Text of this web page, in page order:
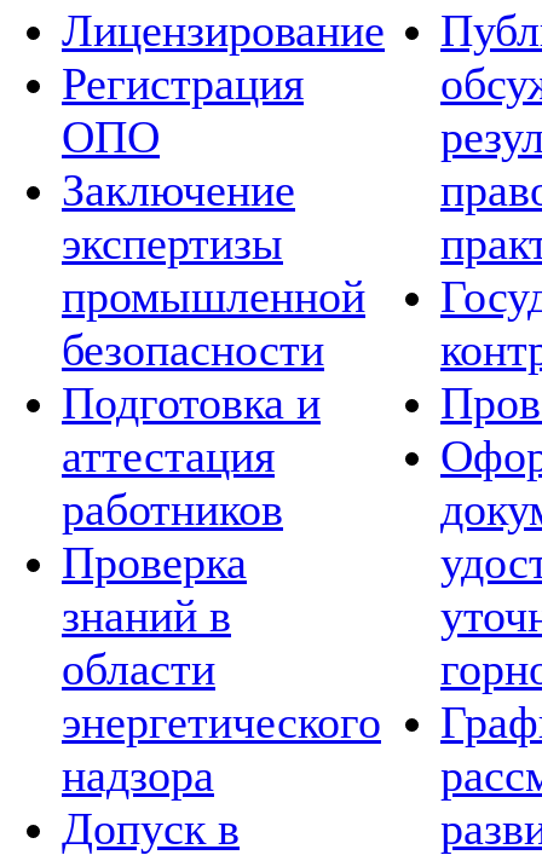
Лицензирование
Регистрация
ОПО
Заключение
экспертизы
промышленной
безопасности
Подготовка и
аттестация
работников
Проверка
знаний в
области
энергетического
надзора
Допуск в